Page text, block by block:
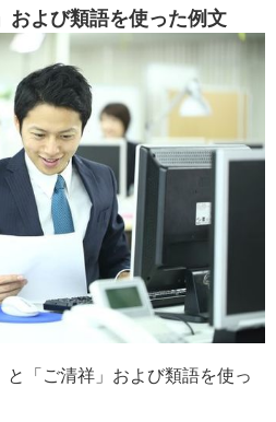
および類語を使った例文
と「ご清祥」および類語を使っ